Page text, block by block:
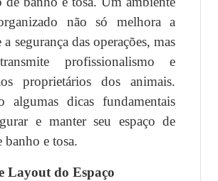
não só melhora a
segurança das operações, mas
profissionalismo e
proprietários dos animais.
algumas dicas fundamentais
e manter seu espaço de
banho e tosa.
Layout do Espaço